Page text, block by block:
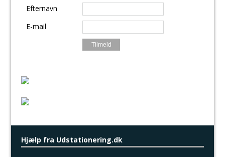
Efternavn
E-mail
Hjælp fra Udstationering.dk